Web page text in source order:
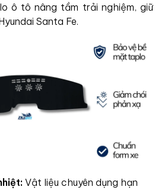
ô tô nâng tầm trải nghiệm, giữ
Santa Fe.
Vật liệu chuyên dụng hạn